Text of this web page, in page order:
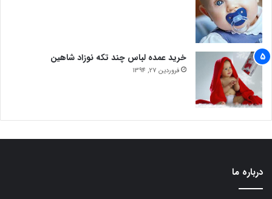
خرید عمده لباس چند تکه نوزاد شاهین
فروردین 27, 1394
درباره ما